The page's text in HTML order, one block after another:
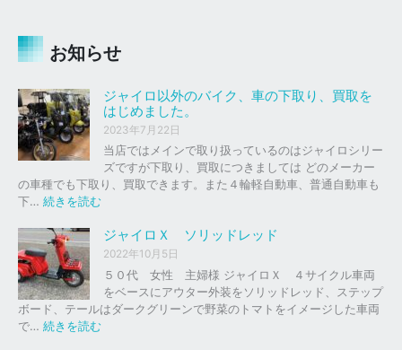
お知らせ
ジャイロ以外のバイク、車の下取り、買取を
はじめました。
2023年7月22日
当店ではメインで取り扱っているのはジャイロシリー
ズですが下取り、買取につきましては どのメーカー
の車種でも下取り、買取できます。また４輪軽自動車、普通自動車も
下… 続きを読む
ャ
イ
ロ
以
外
の
ジャイロＸ ソリッドレッド
2022年10月5日
５０代 女性 主婦様 ジャイロＸ ４サイクル車両
をベースにアウター外装をソリッドレッド、ステップ
ボード、テールはダークグリーンで野菜のトマトをイメージした車両
で… 続きを読む